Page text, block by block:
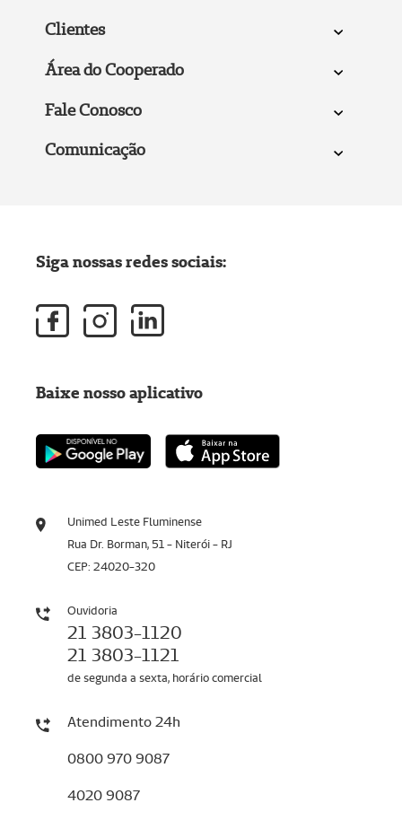
Clientes
Área do Cooperado
Fale Conosco
Comunicação
Unimed Leste Fluminense
Rua Dr. Borman, 51 - Niterói - RJ
CEP: 24020-320
Ouvidoria
21 3803-1120
21 3803-1121
de segunda a sexta, horário comercial
Atendimento 24h
0800 970 9087
4020 9087
Siga nossas redes sociais:
Baixe nosso aplicativo